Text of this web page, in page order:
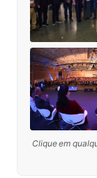
Clique em